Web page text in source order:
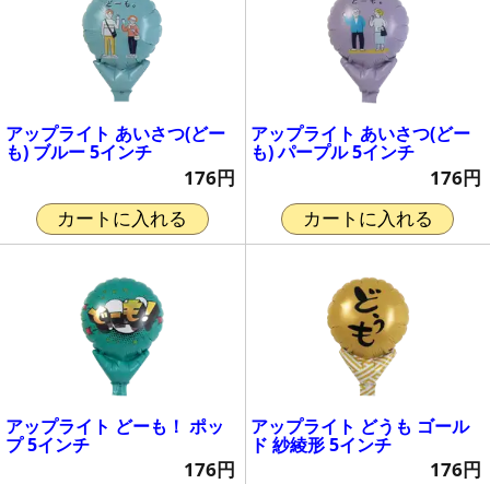
アップライト あいさつ(どー
も) ブルー 5インチ
176円
カートに入れる
アップライト あいさつ(どー
も) パープル 5インチ
176円
カートに入れる
アップライト どーも！ ポッ
プ 5インチ
176円
アップライト どうも ゴール
ド 紗綾形 5インチ
176円